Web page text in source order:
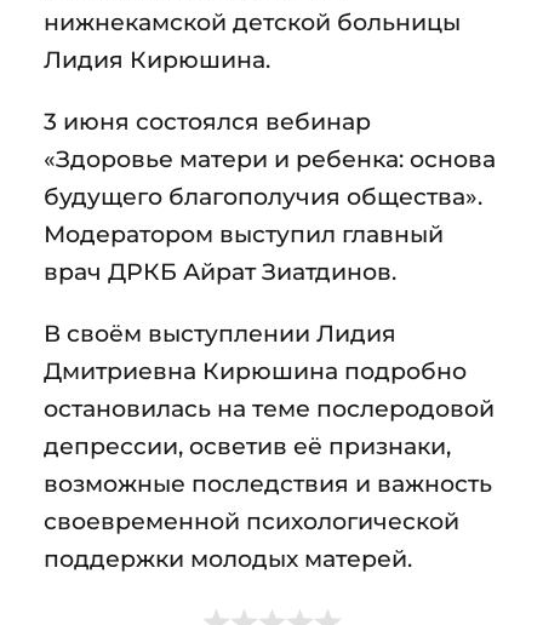
нижнекамской детской больницы
Лидия Кирюшина.
3 июня состоялся вебинар
«Здоровье матери и ребенка: основа
будущего благополучия общества».
Модератором выступил главный
врач ДРКБ Айрат Зиатдинов.
В своём выступлении Лидия
Дмитриевна Кирюшина подробно
остановилась на теме послеродовой
депрессии, осветив её признаки,
возможные последствия и важность
своевременной психологической
поддержки молодых матерей.